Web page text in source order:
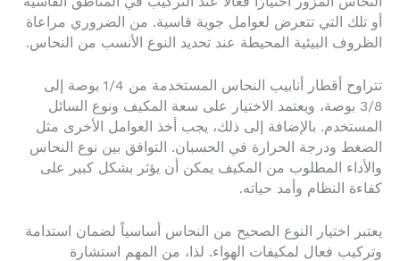
أو تلك التي تتعرض لعوامل جوية قاسية. من الضروري مراعاة
الظروف البيئية المحيطة عند تحديد النوع الأنسب من النحاس.
تتراوح أقطار أنابيب النحاس المستخدمة من 1/4 بوصة إلى
3/8 بوصة، ويعتمد الاختيار على سعة المكيف ونوع السائل
المستخدم. بالإضافة إلى ذلك، يجب أخذ العوامل الأخرى مثل
الضغط ودرجة الحرارة في الحسبان. التوافق بين نوع النحاس
والأداء المطلوب من المكيف يمكن أن يؤثر بشكل كبير على
كفاءة النظام وأمد حياته.
يعتبر اختيار النوع الصحيح من النحاس أساسياً لضمان استدامة
وتركيب فعال لمكيفات الهواء. لذا، من المهم استشارة